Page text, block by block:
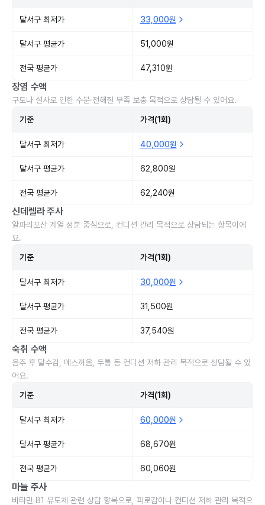
달서구 최저가 33,000원
달서구 평균가 51,000원
전국 평균가 47,310원
장염 수액
구토나 설사로 인한 수분·전해질 부족 보충 목적으로 상담될 수 있어요.
기준 가격(1회)
달서구 최저가 40,000원
달서구 평균가 62,800원
전국 평균가 62,240원
신데렐라 주사
알파리포산 계열 성분 중심으로, 컨디션 관리 목적으로 상담되는 항목이에
요.
기준 가격(1회)
달서구 최저가 30,000원
달서구 평균가 31,500원
전국 평균가 37,540원
숙취 수액
음주 후 탈수감, 메스꺼움, 두통 등 컨디션 저하 관리 목적으로 상담될 수 있
어요.
기준 가격(1회)
달서구 최저가 60,000원
달서구 평균가 68,670원
전국 평균가 60,060원
마늘 주사
비타민 B1 유도체 관련 상담 항목으로, 피로감이나 컨디션 저하 관리 목적으